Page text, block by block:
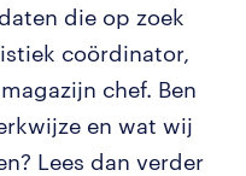
die op zoek
coördinator,
chef. Ben
en wat wij
Lees dan verder